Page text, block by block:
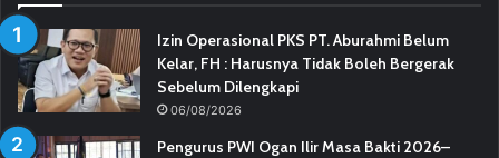
Izin Operasional PKS PT. Aburahmi Belum
Kelar, FH : Harusnya Tidak Boleh Bergerak
Sebelum Dilengkapi
06/08/2026
Pengurus PWI Ogan Ilir Masa Bakti 2026–